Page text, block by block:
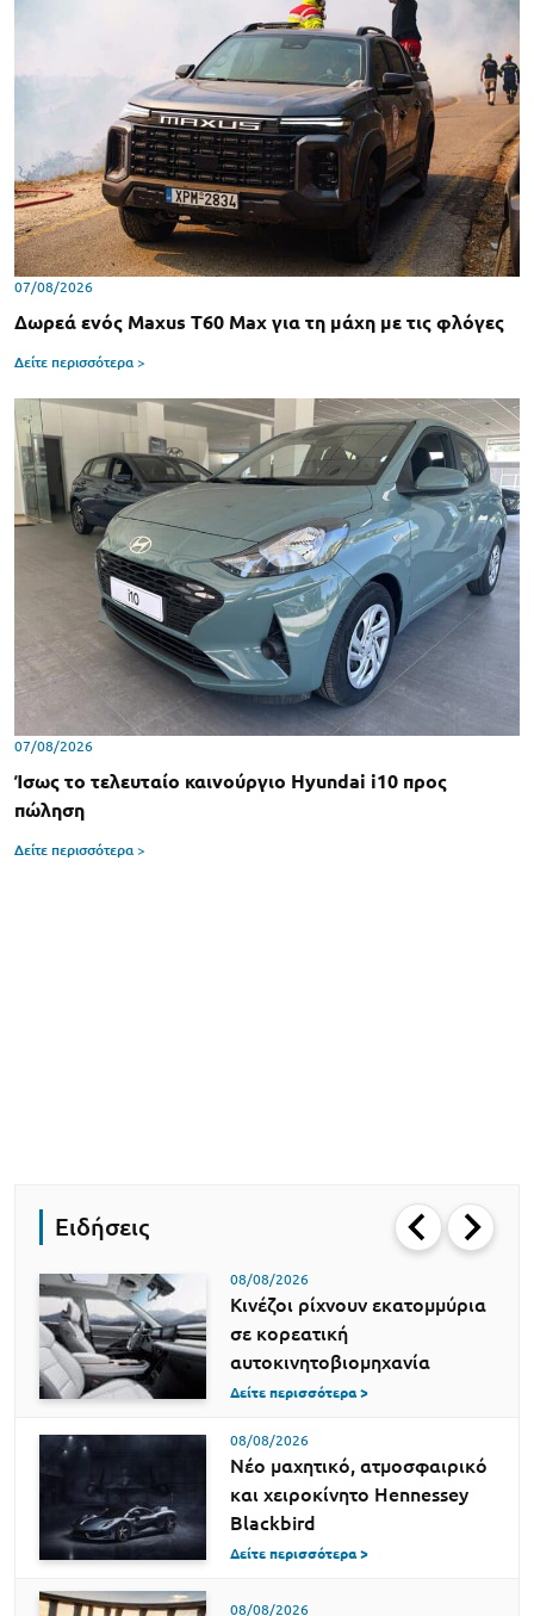
07/08/2026
Δωρεά ενός Maxus T60 Max για τη μάχη με τις φλόγες
Δείτε περισσότερα >
07/08/2026
Ίσως το τελευταίο καινούργιο Hyundai i10 προς
πώληση
Δείτε περισσότερα >
Ειδήσεις
08/08/2026
Κινέζοι ρίχνουν εκατομμύρια
σε κορεατική
αυτοκινητοβιομηχανία
Δείτε περισσότερα >
08/08/2026
Νέο μαχητικό, ατμοσφαιρικό
και χειροκίνητο Hennessey
Blackbird
Δείτε περισσότερα >
08/08/2026